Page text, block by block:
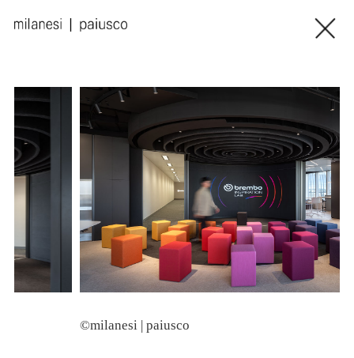
©milanesi | paiusco